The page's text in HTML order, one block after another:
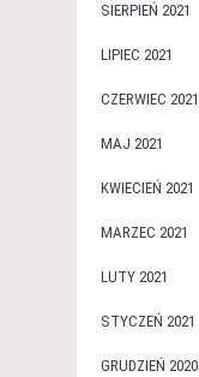
SIERPIEŃ 2021
LIPIEC 2021
CZERWIEC 2021
MAJ 2021
KWIECIEŃ 2021
MARZEC 2021
LUTY 2021
STYCZEŃ 2021
GRUDZIEŃ 2020